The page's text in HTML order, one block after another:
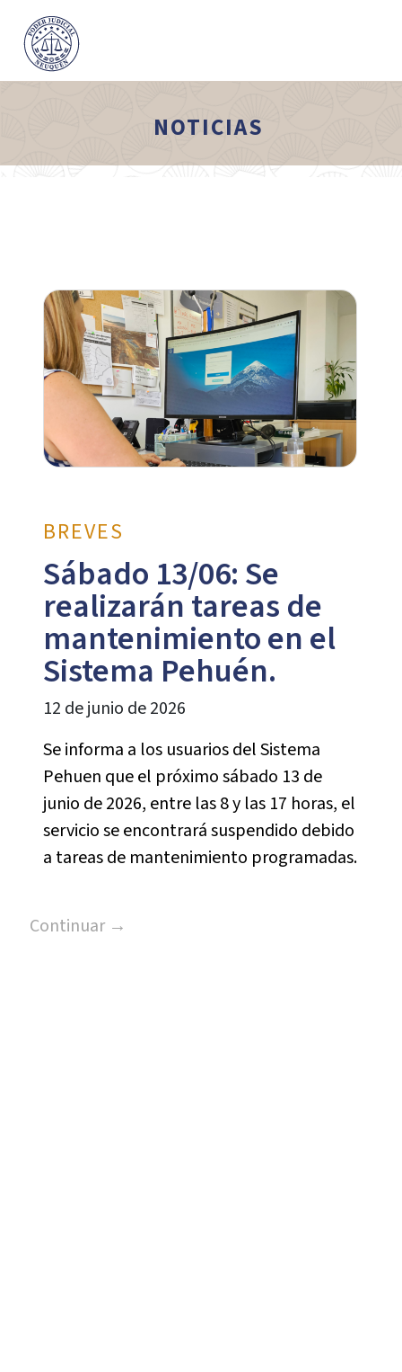
NOTICIAS
BREVES
Sábado 13/06: Se
realizarán tareas de
mantenimiento en el
Sistema Pehuén.
12 de junio de 2026
Se informa a los usuarios del Sistema
Pehuen que el próximo sábado 13 de
junio de 2026, entre las 8 y las 17 horas, el
servicio se encontrará suspendido debido
a tareas de mantenimiento programadas.
Continuar →